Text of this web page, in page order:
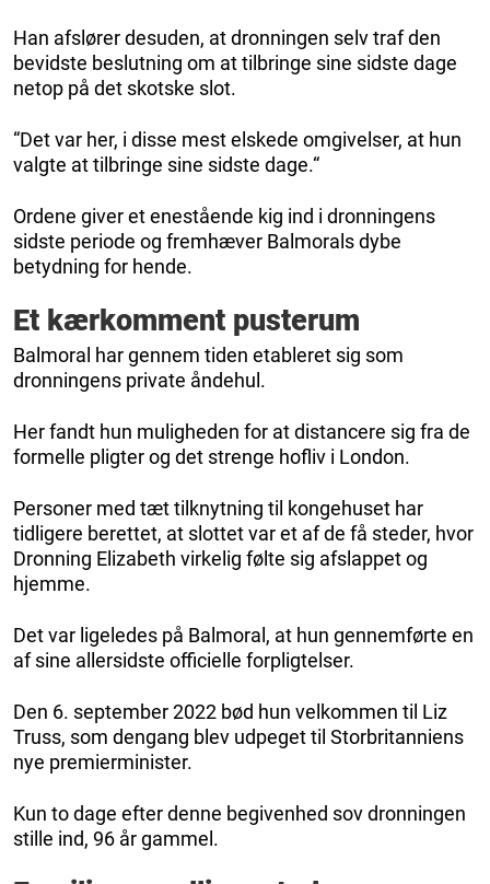
Han afslører desuden, at dronningen selv traf den
bevidste beslutning om at tilbringe sine sidste dage
netop på det skotske slot.
“Det var her, i disse mest elskede omgivelser, at hun
valgte at tilbringe sine sidste dage.“
Ordene giver et enestående kig ind i dronningens
sidste periode og fremhæver Balmorals dybe
betydning for hende.
Et kærkomment pusterum
Balmoral har gennem tiden etableret sig som
dronningens private åndehul.
Her fandt hun muligheden for at distancere sig fra de
formelle pligter og det strenge hofliv i London.
Personer med tæt tilknytning til kongehuset har
tidligere berettet, at slottet var et af de få steder, hvor
Dronning Elizabeth virkelig følte sig afslappet og
hjemme.
Det var ligeledes på Balmoral, at hun gennemførte en
af sine allersidste officielle forpligtelser.
Den 6. september 2022 bød hun velkommen til Liz
Truss, som dengang blev udpeget til Storbritanniens
nye premierminister.
Kun to dage efter denne begivenhed sov dronningen
stille ind, 96 år gammel.